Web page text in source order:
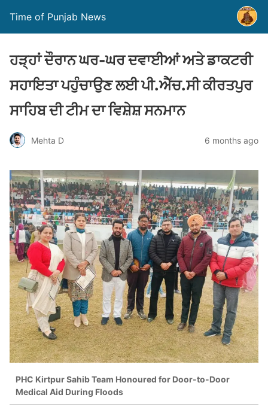
Time of Punjab News
ਹੜ੍ਹਾਂ ਦੌਰਾਨ ਘਰ-ਘਰ ਦਵਾਈਆਂ ਅਤੇ ਡਾਕਟਰੀ
ਸਹਾਇਤਾ ਪਹੁੰਚਾਉਣ ਲਈ ਪੀ.ਐੱਚ.ਸੀ ਕੀਰਤਪੁਰ
ਸਾਹਿਬ ਦੀ ਟੀਮ ਦਾ ਵਿਸ਼ੇਸ਼ ਸਨਮਾਨ
Mehta D 6 months ago
PHC Kirtpur Sahib Team Honoured for Door-to-Door
Medical Aid During Floods